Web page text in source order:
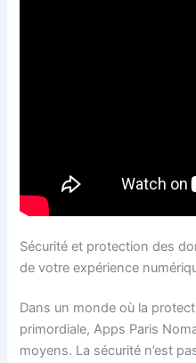
Sécurité et protection des
de votre expérience
Dans un monde où la
primordiale, Apps Paris
moyens. La sécurité n’est